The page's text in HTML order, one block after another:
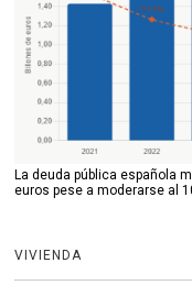
La deuda pública española
euros pese a moderarse al
VIVIENDA